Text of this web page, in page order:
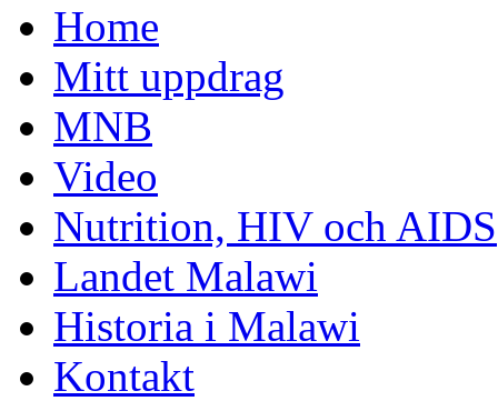
Home
Mitt uppdrag
MNB
Video
Nutrition, HIV och AIDS
Landet Malawi
Historia i Malawi
Kontakt